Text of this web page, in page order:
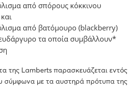
από σπόρους κόκκινου
από βατόμουρο (blackberry)
τα οποία συμβάλλουν*
της Lamberts παρασκευάζεται εντός
σύμφωνα με τα αυστηρά πρότυπα της